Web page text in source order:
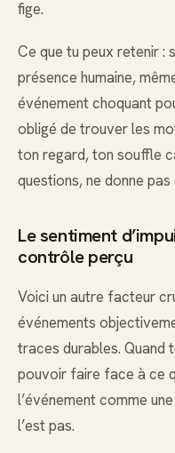
fige.
Ce que tu peux retenir :
présence humaine,
événement choquant
obligé de trouver les
ton regard, ton souffle
questions, ne donne
Le sentiment
contrôle perçu
Voici un autre facteur
événements
traces durables. Quand
pouvoir faire face à ce
l’événement comme
l’est pas.